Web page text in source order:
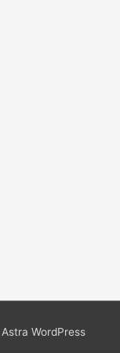
Astra WordPress